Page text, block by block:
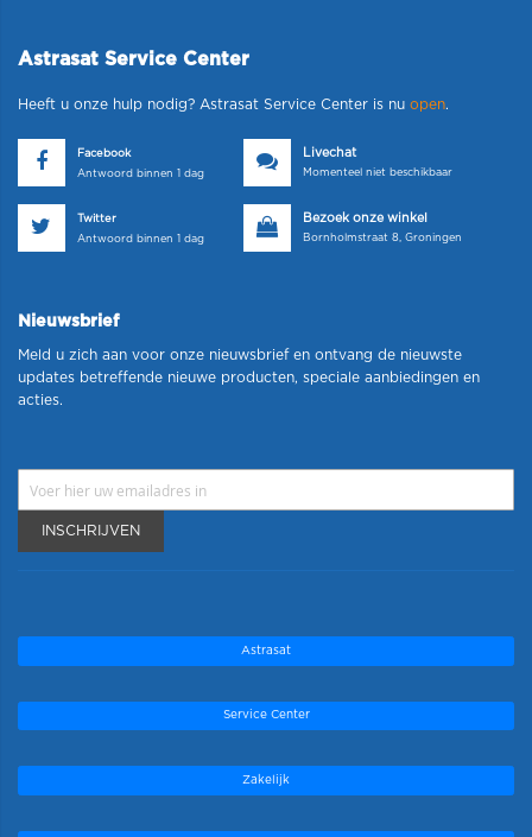
Astrasat Service Center
Heeft u onze hulp nodig? Astrasat Service Center is nu open.
Facebook
Antwoord binnen 1 dag
Livechat
Momenteel niet beschikbaar
Twitter
Antwoord binnen 1 dag
Bezoek onze winkel
Bornholmstraat 8, Groningen
Nieuwsbrief
Meld u zich aan voor onze nieuwsbrief en ontvang de nieuwste
updates betreffende nieuwe producten, speciale aanbiedingen en
acties.
INSCHRIJVEN
Astrasat
Service Center
Zakelijk